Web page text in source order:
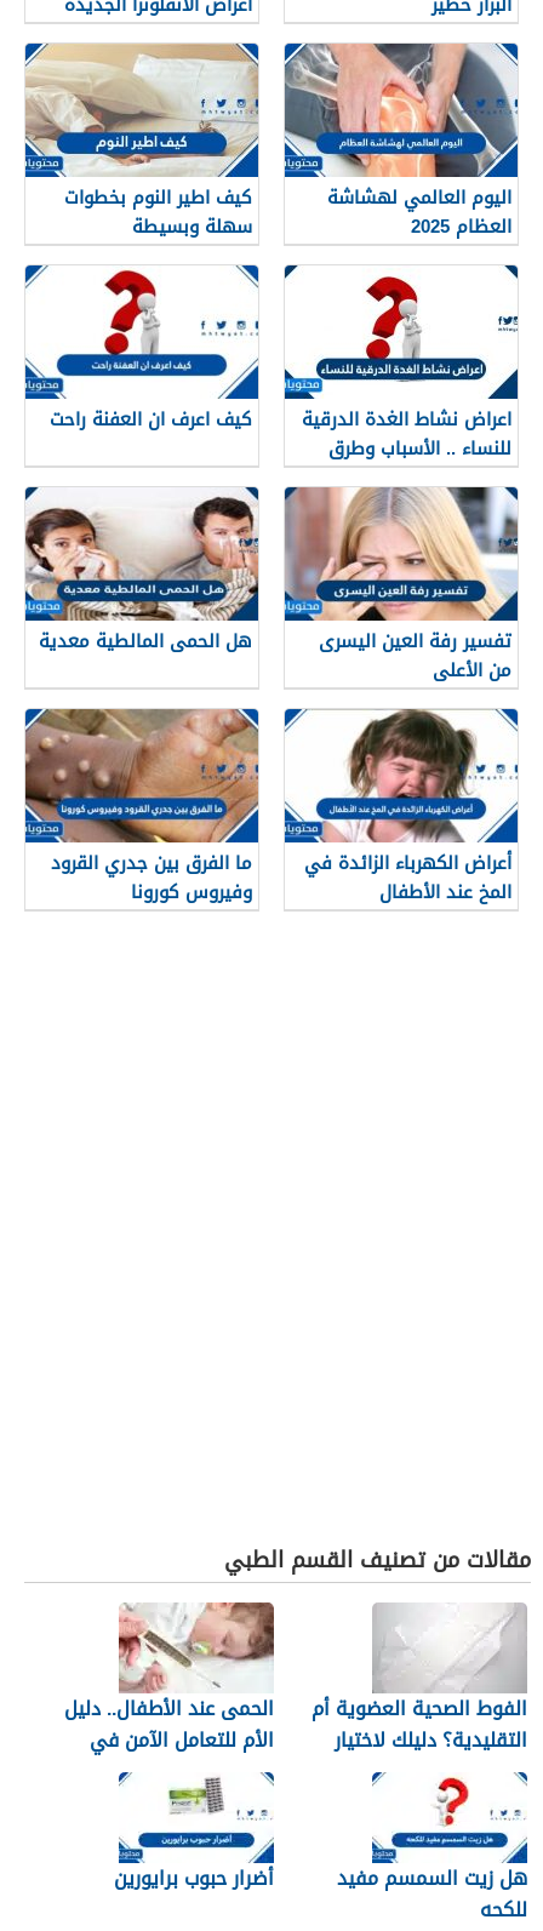
وطرق العلاج
اليوم العالمي لهشاشة
العظام 2025
كيف اطير النوم بخطوات
سهلة وبسيطة
اعراض نشاط الغدة الدرقية
للنساء .. الأسباب وطرق
العلاج
كيف اعرف ان العفنة راحت
تفسير رفة العين اليسرى
من الأعلى
هل الحمى المالطية معدية
أعراض الكهرباء الزائدة في
المخ عند الأطفال
ما الفرق بين جدري القرود
وفيروس كورونا
مقالات من تصنيف القسم الطبي
الفوط الصحية العضوية أم
التقليدية؟ دليلك لاختيار
النوع الأنسب لبشرتك
الحمى عند الأطفال.. دليل
الأم للتعامل الآمن في
المنزل
هل زيت السمسم مفيد
للكحه
أضرار حبوب برايورين